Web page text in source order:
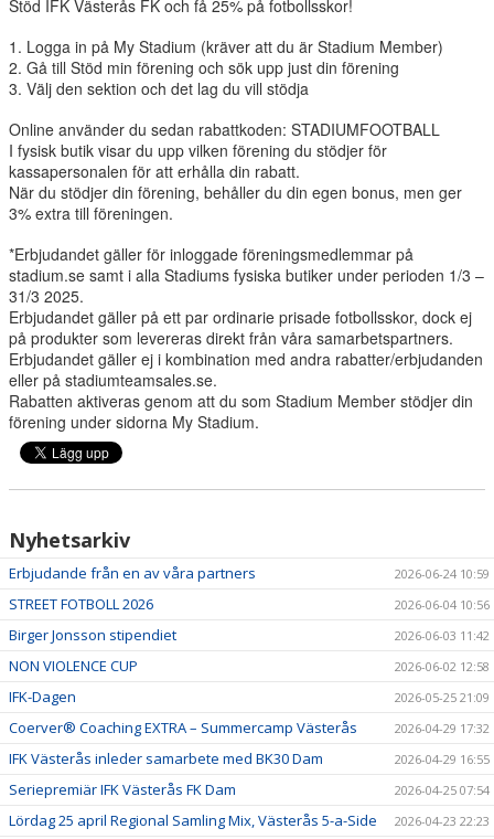
MATCHER
FOTBOLLSLEKIS 2026
WEBSHOP
NY I IFK VÄSTERÅS FK
Stöd IFK Västerås FK och få 25% på fotbollsskor!
1. Logga in på My Stadium (kräver att du är Stadium Member)
2. Gå till Stöd min förening och sök upp just din förening
3. Välj den sektion och det lag du vill stödja
Online använder du sedan rabattkoden: STADIUMFOOTBALL
I fysisk butik visar du upp vilken förening du stödjer för
kassapersonalen för att erhålla din rabatt.
När du stödjer din förening, behåller du din egen bonus, men ger
3% extra till föreningen.
*Erbjudandet gäller för inloggade föreningsmedlemmar på
stadium.se samt i alla Stadiums fysiska butiker under perioden 1/3 –
31/3 2025.
Erbjudandet gäller på ett par ordinarie prisade fotbollsskor, dock ej
på produkter som levereras direkt från våra samarbetspartners.
Erbjudandet gäller ej i kombination med andra rabatter/erbjudanden
eller på stadiumteamsales.se.
Rabatten aktiveras genom att du som Stadium Member stödjer din
förening under sidorna My Stadium.
Nyhetsarkiv
Erbjudande från en av våra partners 2026-06-24 10:59
STREET FOTBOLL 2026 2026-06-04 10:56
Birger Jonsson stipendiet 2026-06-03 11:42
NON VIOLENCE CUP 2026-06-02 12:58
IFK-Dagen 2026-05-25 21:09
Coerver® Coaching EXTRA – Summercamp Västerås 2026-04-29 17:32
IFK Västerås inleder samarbete med BK30 Dam 2026-04-29 16:55
Seriepremiär IFK Västerås FK Dam 2026-04-25 07:54
Lördag 25 april Regional Samling Mix, Västerås 5-a-Side 2026-04-23 22:23